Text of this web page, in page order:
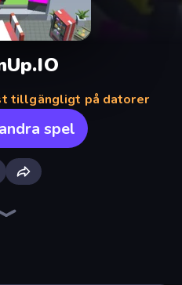
tillgängligt på datorer
spel